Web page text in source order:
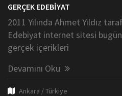
GERÇEK EDEBİYAT
2011 Yılında Ahmet Yıldız
Edebiyat internet sitesi
gerçek içerikleri
Devamını Oku
Ankara / Türkiye